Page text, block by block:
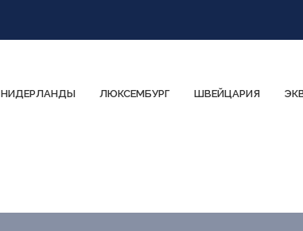
НИДЕРЛАНДЫ ЛЮКСЕМБУРГ ШВЕЙЦАРИЯ